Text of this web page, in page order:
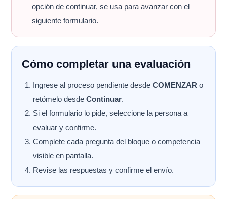
opción de continuar, se usa para avanzar con el
siguiente formulario.
Cómo completar una evaluación
Ingrese al proceso pendiente desdeCOMENZAR o
retómelo desdeContinuar.
Si el formulario lo pide, seleccione la persona a
evaluar y confirme.
Complete cada pregunta del bloque o competencia
visible en pantalla.
Revise las respuestas y confirme el envío.